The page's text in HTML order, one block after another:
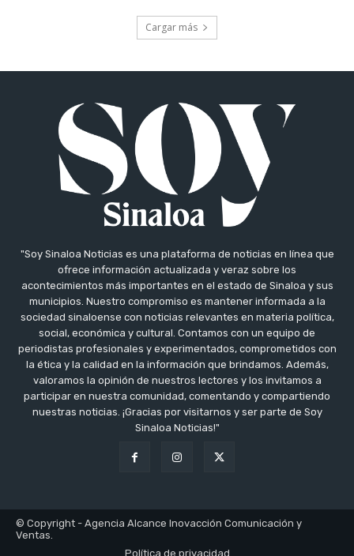
Cargar más
"Soy Sinaloa Noticias es una plataforma de noticias en línea que
ofrece información actualizada y veraz sobre los
acontecimientos más importantes en el estado de Sinaloa y sus
municipios. Nuestro compromiso es mantener informada a la
sociedad sinaloense con noticias relevantes en materia política,
social, económica y cultural. Contamos con un equipo de
periodistas profesionales y experimentados, comprometidos con
la ética y la calidad en la información que brindamos. Además,
valoramos la opinión de nuestros lectores y los invitamos a
participar en nuestra comunidad, comentando y compartiendo
nuestras noticias. ¡Gracias por visitarnos y ser parte de Soy
Sinaloa Noticias!"
© Copyright - Agencia Alcance Inovacción Comunicación y
Ventas.
Política de privacidad